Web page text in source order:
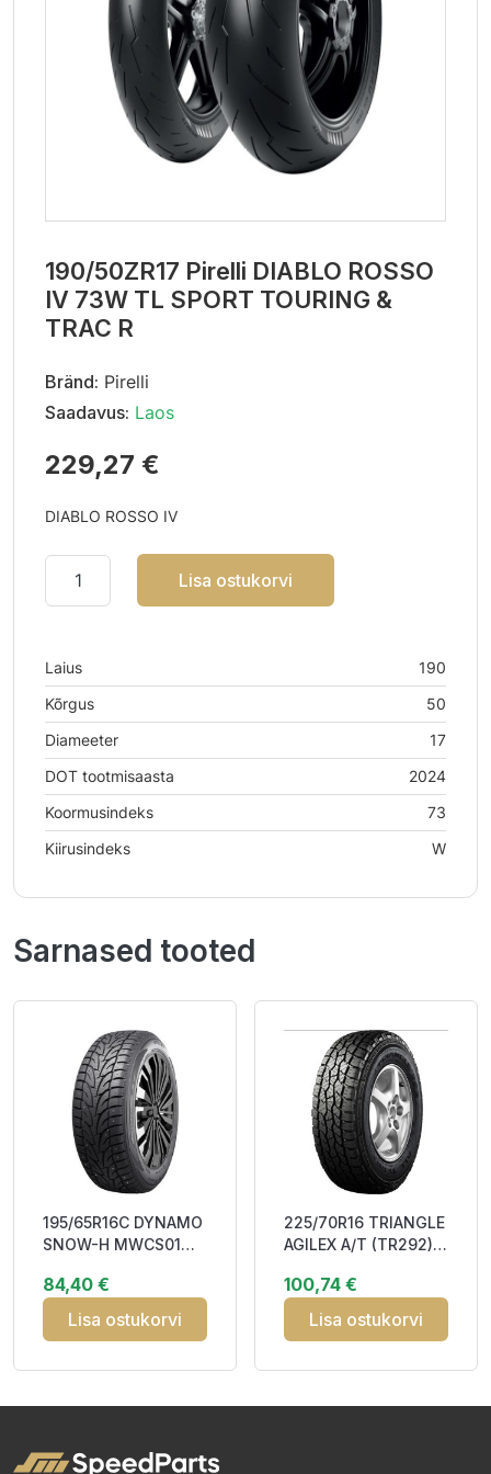
190/50ZR17 Pirelli DIABLO ROSSO
IV 73W TL SPORT TOURING &
TRAC R
Bränd: Pirelli
Saadavus: Laos
229,27 €
DIABLO ROSSO IV
Lisa ostukorvi
Laius
190
Kõrgus
50
Diameeter
17
DOT tootmisaasta
2024
Koormusindeks
73
Kiirusindeks
W
Sarnased tooted
195/65R16C DYNAMO
SNOW-H MWCS01
DCA70 3PMSF M
84,40 €
Lisa ostukorvi
225/70R16 TRIANGLE
AGILEX A/T (TR292)
100,74 €
Lisa ostukorvi